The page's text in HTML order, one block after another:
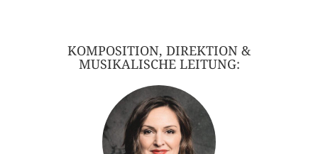
KOMPOSITION, DIREKTION &
MUSIKALISCHE LEITUNG: